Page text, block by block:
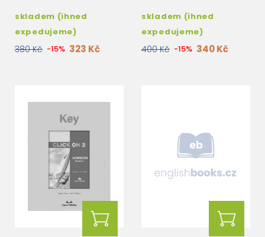
skladem (ihned
expedujeme)
380 Kč -15% 323 Kč
skladem (ihned
expedujeme)
400 Kč -15% 340 Kč